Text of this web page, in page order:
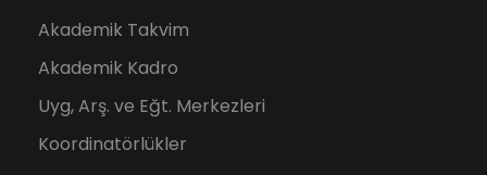
Akademik Takvim
Akademik Kadro
Uyg, Arş. ve Eğt. Merkezleri
Koordinatörlükler